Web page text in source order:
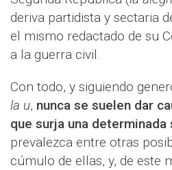
deriva partidista y sectaria
el mismo redactado de su
a la guerra civil.
Con todo, y siguiendo
la u, nunca se suelen dar
que surja una determinada
prevalezca entre otras
cúmulo de ellas, y, de este